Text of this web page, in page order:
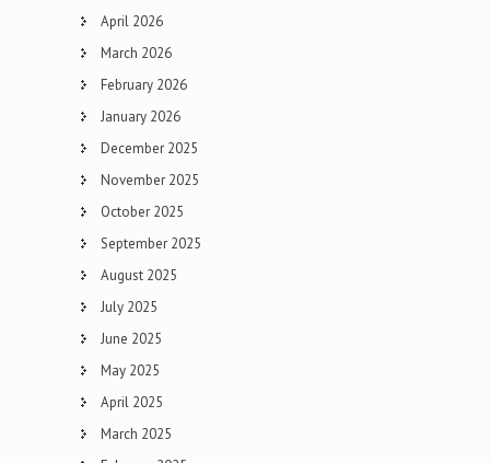
April 2026
March 2026
February 2026
January 2026
December 2025
November 2025
October 2025
September 2025
August 2025
July 2025
June 2025
May 2025
April 2025
March 2025